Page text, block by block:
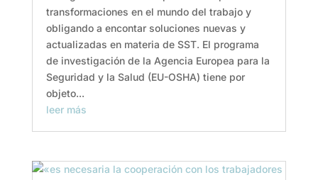
transformaciones en el mundo del trabajo y
obligando a encontar soluciones nuevas y
actualizadas en materia de SST. El programa
de investigación de la Agencia Europea para la
Seguridad y la Salud (EU-OSHA) tiene por
objeto...
leer más